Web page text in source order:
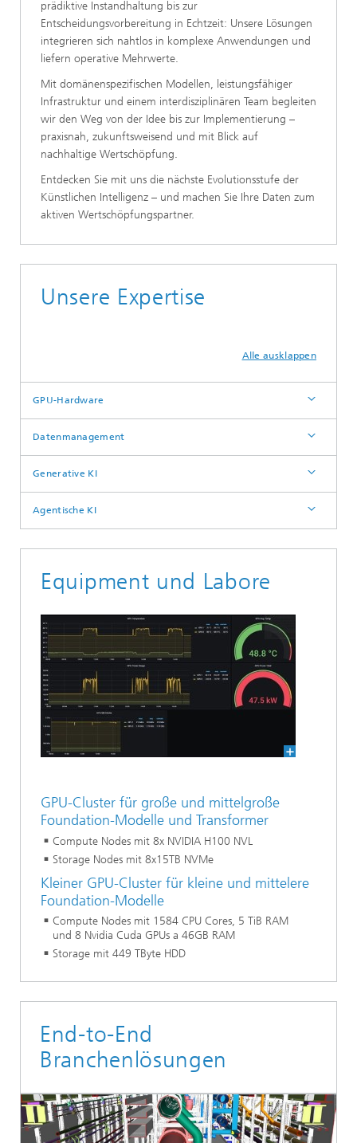
prädiktive Instandhaltung bis zur
Entscheidungsvorbereitung in Echtzeit: Unsere Lösungen
integrieren sich nahtlos in komplexe Anwendungen und
liefern operative Mehrwerte.
Mit domänenspezifischen Modellen, leistungsfähiger
Infrastruktur und einem interdisziplinären Team begleiten
wir den Weg von der Idee bis zur Implementierung –
praxisnah, zukunftsweisend und mit Blick auf
nachhaltige Wertschöpfung.
Entdecken Sie mit uns die nächste Evolutionsstufe der
Künstlichen Intelligenz – und machen Sie Ihre Daten zum
aktiven Wertschöpfungspartner.
Unsere Expertise
Alle ausklappen
GPU-Hardware
Datenmanagement
Generative KI
Agentische KI
Equipment und Labore
GPU-Cluster für große und mittelgroße
Foundation-Modelle und Transformer
Compute Node​s mit 8x NVIDIA H100 NVL
Storage Node​s mit 8x15TB NVMe​
Kleiner GPU-Cluster für kleine und mittelere
Foundation-Modelle
Compute Nodes mit 1584 CPU Cores, 5 TiB RAM
und 8 Nvidia Cuda GPUs a 46GB RAM​
Storage mit 449 TByte HDD​
End-to-End
Branchenlösungen